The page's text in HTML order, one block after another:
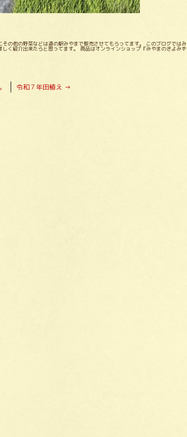
の他の野菜などは道の駅みやまで販売させてもらってます。 このブログではみ
く紹介出来たらと思ってます。 商品はオンラインショップ『みやまのきよみず
令和７年田植え →